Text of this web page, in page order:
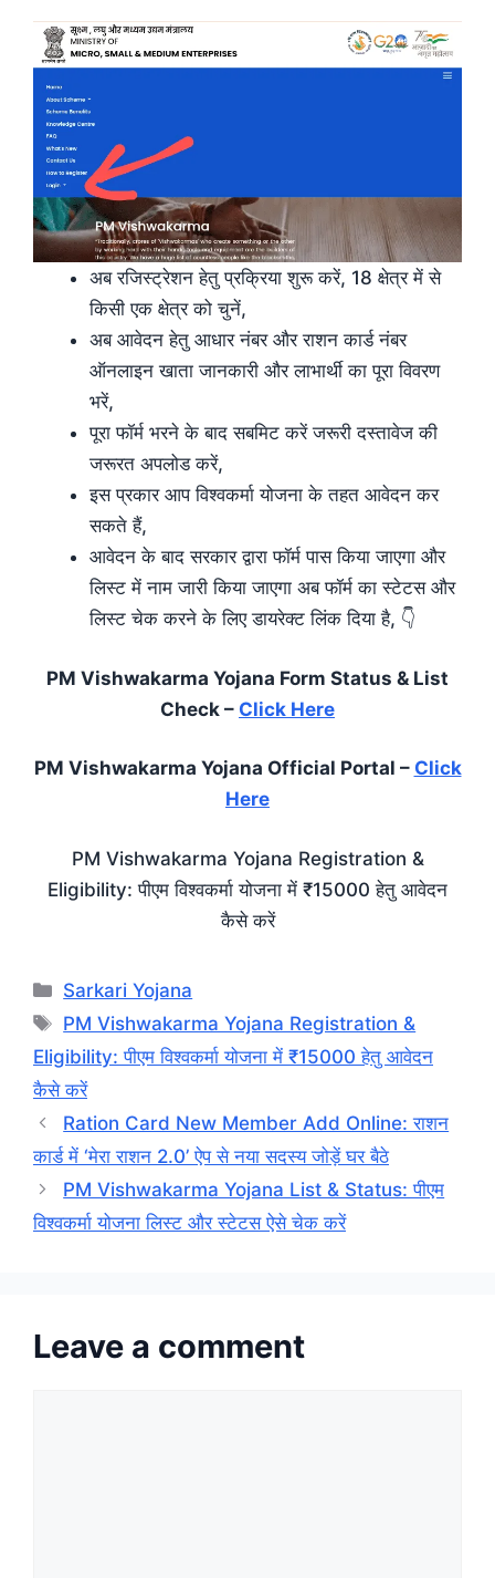
अब रजिस्ट्रेशन हेतु प्रक्रिया शुरू करें, 18 क्षेत्र में से
किसी एक क्षेत्र को चुनें,
अब आवेदन हेतु आधार नंबर और राशन कार्ड नंबर
ऑनलाइन खाता जानकारी और लाभार्थी का पूरा विवरण
भरें,
पूरा फॉर्म भरने के बाद सबमिट करें जरूरी दस्तावेज की
जरूरत अपलोड करें,
इस प्रकार आप विश्वकर्मा योजना के तहत आवेदन कर
सकते हैं,
आवेदन के बाद सरकार द्वारा फॉर्म पास किया जाएगा और
लिस्ट में नाम जारी किया जाएगा अब फॉर्म का स्टेटस और
लिस्ट चेक करने के लिए डायरेक्ट लिंक दिया है, 👇
PM Vishwakarma Yojana Form Status & List
Check – Click Here
PM Vishwakarma Yojana Official Portal – Click
Here
PM Vishwakarma Yojana Registration &
Eligibility: पीएम विश्वकर्मा योजना में ₹15000 हेतु आवेदन
कैसे करें
Categories
Sarkari Yojana
Tags
PM Vishwakarma Yojana Registration &
Eligibility: पीएम विश्वकर्मा योजना में ₹15000 हेतु आवेदन
कैसे करें
Ration Card New Member Add Online: राशन
कार्ड में ‘मेरा राशन 2.0’ ऐप से नया सदस्य जोड़ें घर बैठे
PM Vishwakarma Yojana List & Status: पीएम
विश्वकर्मा योजना लिस्ट और स्टेटस ऐसे चेक करें
Leave a comment